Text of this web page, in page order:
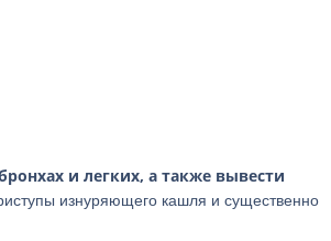
и легких, а также вывести
изнуряющего кашля и существенно